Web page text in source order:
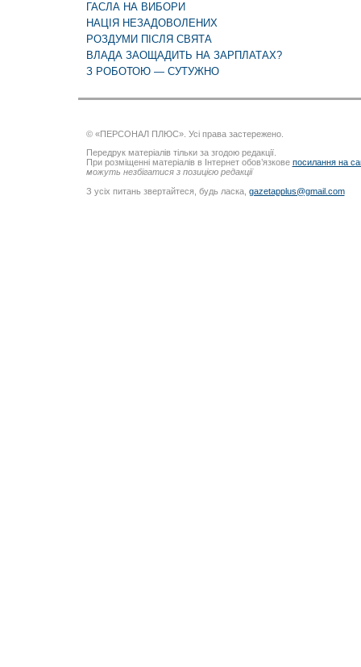
ГАСЛА НА ВИБОРИ
НАЦІЯ НЕЗАДОВОЛЕНИХ
РОЗДУМИ ПІСЛЯ СВЯТА
ВЛАДА ЗАОЩАДИТЬ НА ЗАРПЛАТАХ?
З РОБОТОЮ — СУТУЖНО
© «ПЕРСОНАЛ ПЛЮС». Усі права застережено.
Передрук матеріалів тільки за згодою редакції.
При розміщенні матеріалів в Інтернет обов’язкове посилання на
можуть незбігатися з позицією редакції
З усіх питань звертайтеся, будь ласка, gazetapplus@gmail.com